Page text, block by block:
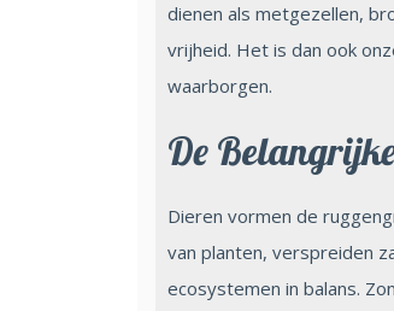
dienen als metgezellen,
vrijheid. Het is dan ook
waarborgen.
De
Dieren vormen de
van planten, verspreiden
ecosystemen in balans.